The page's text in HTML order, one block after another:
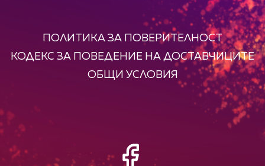
ПОЛИТИКА ЗА ПОВЕРИТЕЛНОСТ
КОДЕКС ЗА ПОВЕДЕНИЕ НА ДОСТАВЧИЦИТЕ
ОБЩИ УСЛОВИЯ